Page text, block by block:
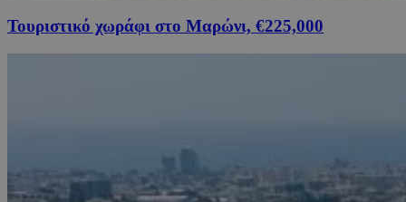
Τουριστικό χωράφι στο Μαρώνι, €225,000